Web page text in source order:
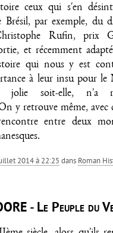
ceux qui s'en
Brésil, par exemple, du
Rufin, prix
et récemment
qui nous y est
à leur insu pour le
jolie soit-elle, n'a
y retrouve même, avec
entre deux
2014 à 22:25 dans Roman
- Le Peuple du